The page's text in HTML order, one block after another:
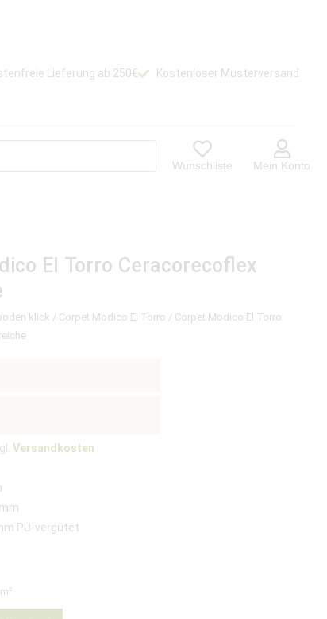
Lieferung ab 250€ Kostenloser Musterversand
Wunschliste Mein Konto
El Torro Ceracorecoflex
klick / Corpet Modico El Torro / Corpet Modico El Torro
Versandkosten
PU-vergütet
m²